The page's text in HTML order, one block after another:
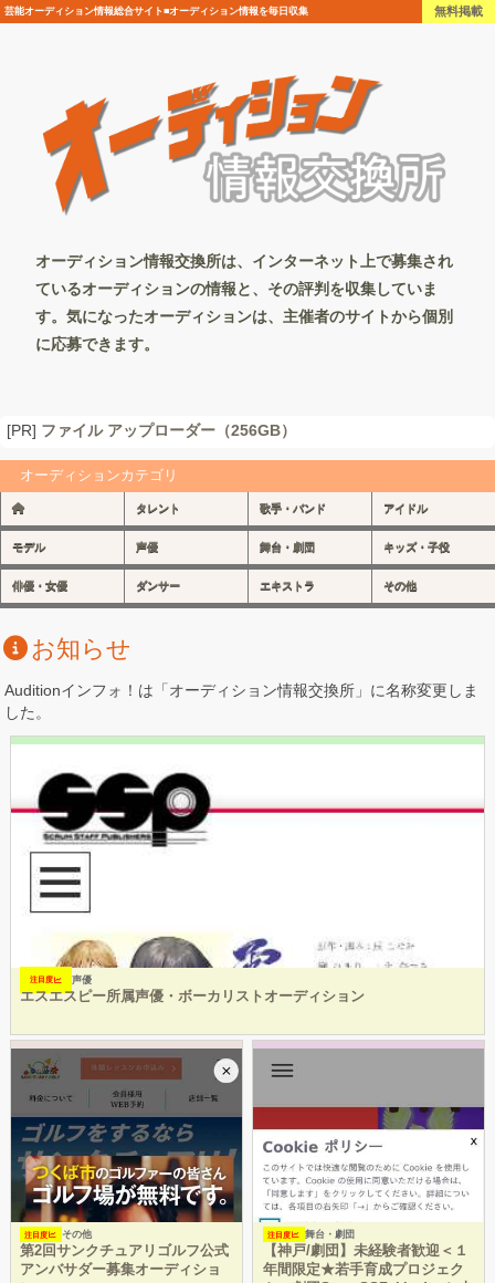
芸能オーディション情報総合サイト■オーディション情報を毎日収集 無料掲載
オーディション情報交換所は、インターネット上で募集され
ているオーディションの情報と、その評判を収集していま
す。気になったオーディションは、主催者のサイトから個別
に応募できます。
[PR] ファイル アップローダー（256GB）
オーディションカテゴリ
タレント 歌手・バンド アイドル
モデル 声優 舞台・劇団 キッズ・子役
俳優・女優 ダンサー エキストラ その他
お知らせ
Auditionインフォ！は「オーディション情報交換所」に名称変更しま
した。
注目度 声優
エスエスピー所属声優・ボーカリストオーディション
注目度 その他
第2回サンクチュアリゴルフ公式
アンバサダー募集オーディショ
注目度 舞台・劇団
【神戸/劇団】未経験者歓迎＜１
年間限定★若手育成プロジェク